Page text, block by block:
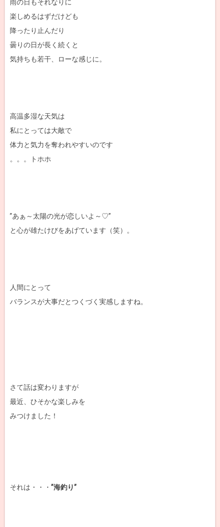
雨の日もそれなりに
楽しめるはずだけども
降ったり止んだり
曇りの日が長く続くと
気持ちも若干、ローな感じに。
高温多湿な天気は
私にとっては大敵で
体力と気力を奪われやすいのです
。。。トホホ
”あぁ～太陽の光が恋しいよ～♡”
と心が雄たけびをあげています（笑）。
人間にとって
バランスが大事だとつくづく実感しますね。
さて話は変わりますが
最近、ひそかな楽しみを
みつけました！
それは・・・ ”海釣り”